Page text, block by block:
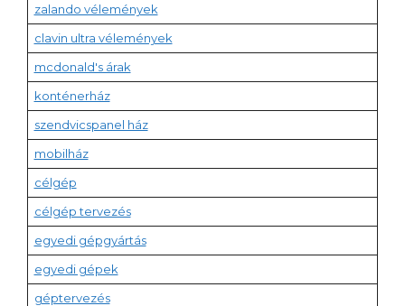
zalando vélemények
clavin ultra vélemények
mcdonald's árak
konténerház
szendvicspanel ház
mobilház
célgép
célgép tervezés
egyedi gépgyártás
egyedi gépek
géptervezés